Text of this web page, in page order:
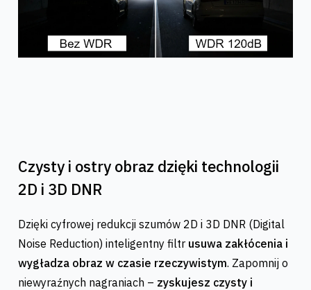
Czysty i ostry obraz dzięki technologii
2D i 3D DNR
Dzięki cyfrowej redukcji szumów 2D i 3D DNR (Digital
Noise Reduction) inteligentny filtr usuwa zakłócenia i
wygładza obraz w czasie rzeczywistym. Zapomnij o
niewyraźnych nagraniach – zyskujesz czysty i